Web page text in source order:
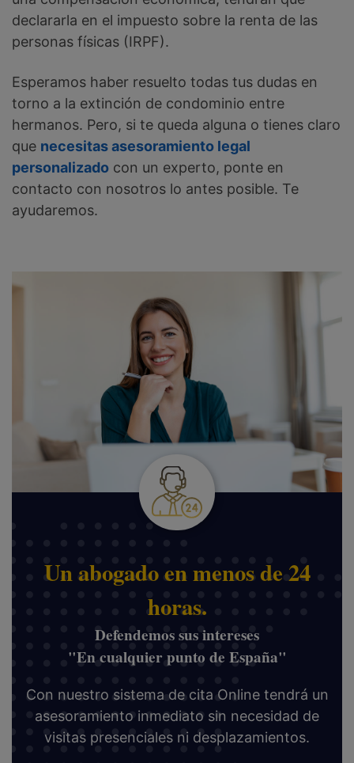
declararla en el impuesto sobre la renta de las
personas físicas (IRPF).
Esperamos haber resuelto todas tus dudas en
torno a la extinción de condominio entre
hermanos. Pero, si te queda alguna o tienes claro
que necesitas asesoramiento legal
personalizado con un experto, ponte en
contacto con nosotros lo antes posible. Te
ayudaremos.
Un abogado en menos de 24
horas.
Defendemos sus intereses
"En cualquier punto de España"
Con nuestro sistema de cita Online tendrá un
asesoramiento inmediato sin necesidad de
visitas presenciales ni desplazamientos.